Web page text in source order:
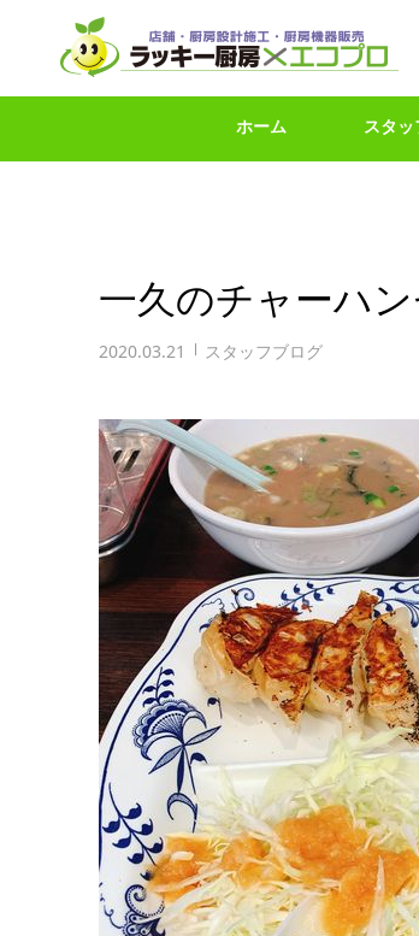
ホーム スタ
一久のチャーハン
2020.03.21 スタッフブログ